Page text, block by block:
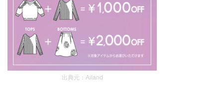
出典元：Ailand